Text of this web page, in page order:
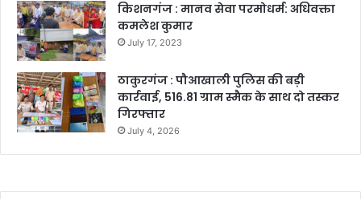
किशनगंज : मानव सेवा परमोधर्म: अधिवक्ता
कमलेश कुमार
July 17, 2023
ठाकुरगंज : पौआखाली पुलिस की बड़ी
कार्रवाई, 516.81 ग्राम स्मैक के साथ दो तस्कर
गिरफ्तार
July 4, 2026